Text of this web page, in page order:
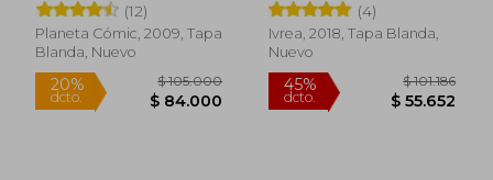
(12)
Planeta Cómic, 2009, Tapa
Blanda, Nuevo
(4)
Ivrea, 2018, Tapa Blanda,
Nuevo